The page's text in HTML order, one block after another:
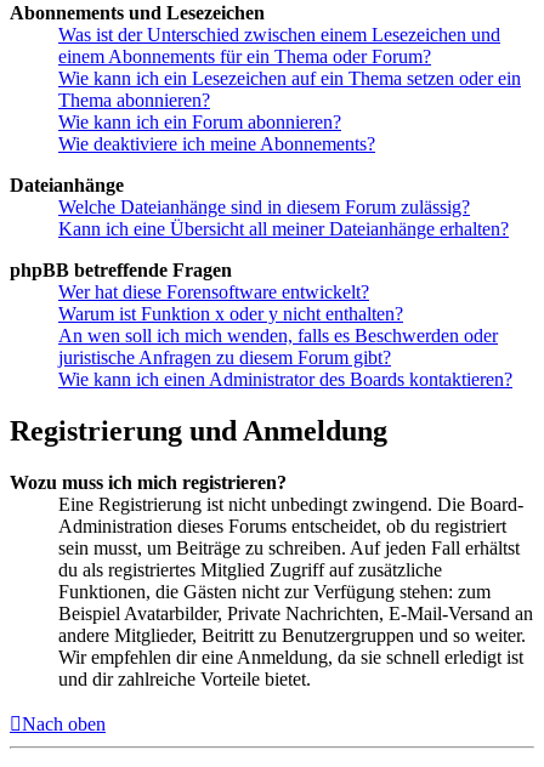
Abonnements und Lesezeichen
Was ist der Unterschied zwischen einem Lesezeichen und
einem Abonnements für ein Thema oder Forum?
Wie kann ich ein Lesezeichen auf ein Thema setzen oder ein
Thema abonnieren?
Wie kann ich ein Forum abonnieren?
Wie deaktiviere ich meine Abonnements?
Dateianhänge
Welche Dateianhänge sind in diesem Forum zulässig?
Kann ich eine Übersicht all meiner Dateianhänge erhalten?
phpBB betreffende Fragen
Wer hat diese Forensoftware entwickelt?
Warum ist Funktion x oder y nicht enthalten?
An wen soll ich mich wenden, falls es Beschwerden oder
juristische Anfragen zu diesem Forum gibt?
Wie kann ich einen Administrator des Boards kontaktieren?
Registrierung und Anmeldung
Wozu muss ich mich registrieren?
Eine Registrierung ist nicht unbedingt zwingend. Die Board-
Administration dieses Forums entscheidet, ob du registriert
sein musst, um Beiträge zu schreiben. Auf jeden Fall erhältst
du als registriertes Mitglied Zugriff auf zusätzliche
Funktionen, die Gästen nicht zur Verfügung stehen: zum
Beispiel Avatarbilder, Private Nachrichten, E-Mail-Versand an
andere Mitglieder, Beitritt zu Benutzergruppen und so weiter.
Wir empfehlen dir eine Anmeldung, da sie schnell erledigt ist
und dir zahlreiche Vorteile bietet.
Nach oben